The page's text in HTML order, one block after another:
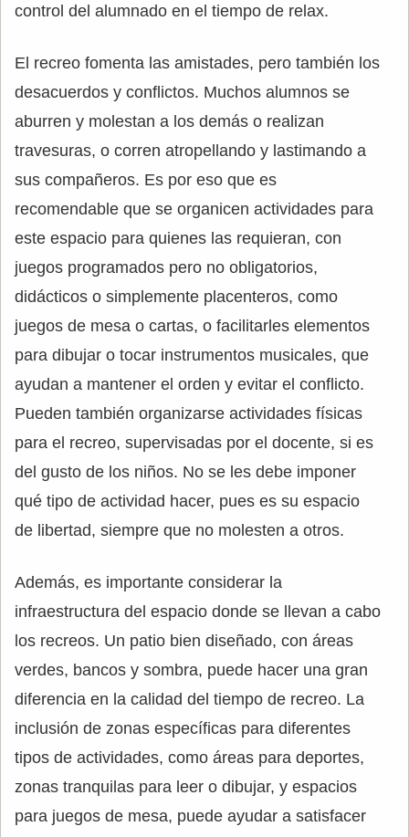
control del alumnado en el tiempo de relax.
El recreo fomenta las amistades, pero también los
desacuerdos y conflictos. Muchos alumnos se
aburren y molestan a los demás o realizan
travesuras, o corren atropellando y lastimando a
sus compañeros. Es por eso que es
recomendable que se organicen actividades para
este espacio para quienes las requieran, con
juegos programados pero no obligatorios,
didácticos o simplemente placenteros, como
juegos de mesa o cartas, o facilitarles elementos
para dibujar o tocar instrumentos musicales, que
ayudan a mantener el orden y evitar el conflicto.
Pueden también organizarse actividades físicas
para el recreo, supervisadas por el docente, si es
del gusto de los niños. No se les debe imponer
qué tipo de actividad hacer, pues es su espacio
de libertad, siempre que no molesten a otros.
Además, es importante considerar la
infraestructura del espacio donde se llevan a cabo
los recreos. Un patio bien diseñado, con áreas
verdes, bancos y sombra, puede hacer una gran
diferencia en la calidad del tiempo de recreo. La
inclusión de zonas específicas para diferentes
tipos de actividades, como áreas para deportes,
zonas tranquilas para leer o dibujar, y espacios
para juegos de mesa, puede ayudar a satisfacer